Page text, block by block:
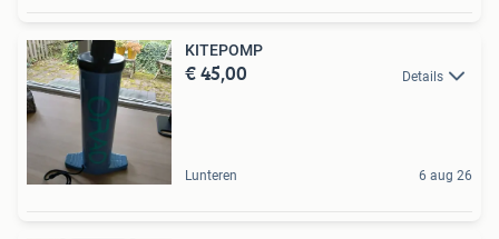
KITEPOMP
€ 45,00 Details
Lunteren 6 aug 26